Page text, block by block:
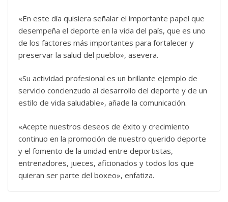
«En este día quisiera señalar el importante papel que
desempeña el deporte en la vida del país, que es uno
de los factores más importantes para fortalecer y
preservar la salud del pueblo», asevera.
«Su actividad profesional es un brillante ejemplo de
servicio concienzudo al desarrollo del deporte y de un
estilo de vida saludable», añade la comunicación.
«Acepte nuestros deseos de éxito y crecimiento
continuo en la promoción de nuestro querido deporte
y el fomento de la unidad entre deportistas,
entrenadores, jueces, aficionados y todos los que
quieran ser parte del boxeo», enfatiza.